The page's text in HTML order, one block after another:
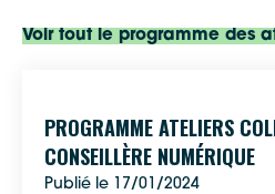
Voir tout le programme des
PROGRAMME ATELIERS
CONSEILLÈRE NUMÉRIQUE
Publié le 17/01/2024
Google Maps